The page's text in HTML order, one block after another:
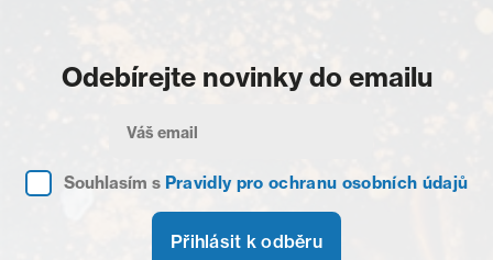
Odebírejte novinky do emailu
Souhlasím s Pravidly pro ochranu osobních údajů
Přihlásit k odběru